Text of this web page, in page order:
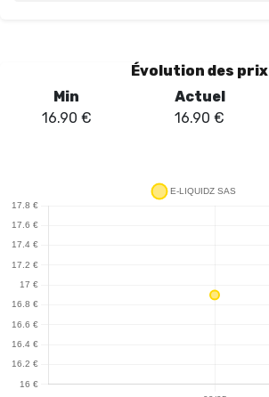
Évolution des prix
Min
16.90 €
Actuel
16.90 €